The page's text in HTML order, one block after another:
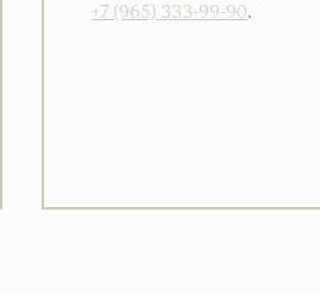
+7 (965) 333-99-90.